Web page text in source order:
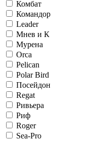
Комбат
Командор
Leader
Мнев и К
Мурена
Orca
Pelican
Polar Bird
Посейдон
Regat
Ривьера
Риф
Roger
Sea-Pro